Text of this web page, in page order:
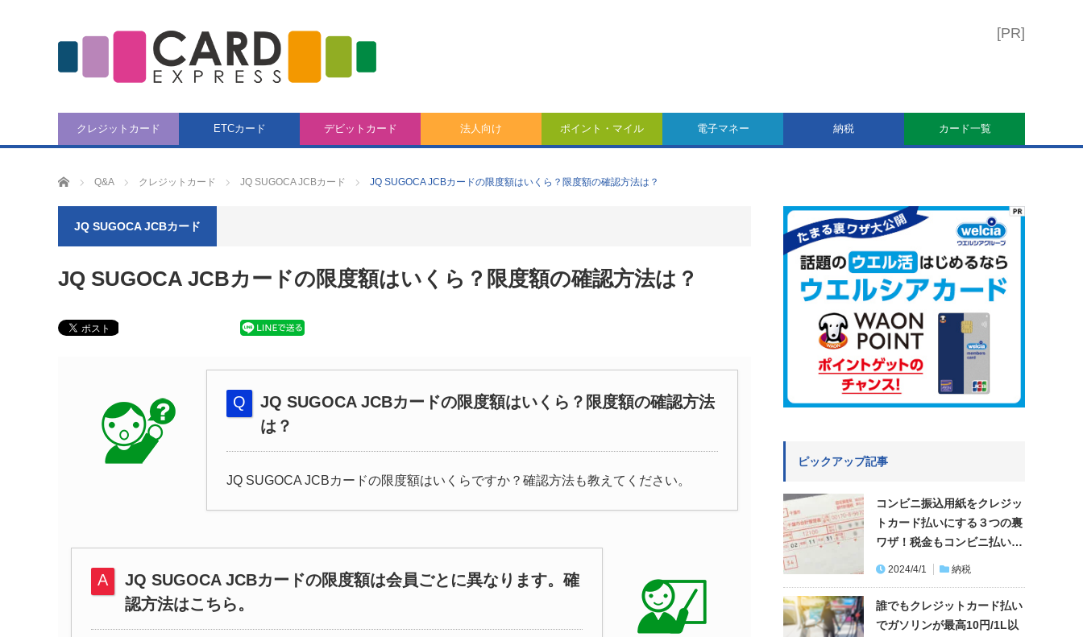
クレジットカード ETCカード デビットカード 法人向け ポイント・マイル 電子マネー 納税 カード一覧
CARD EXPRESS
Q&A クレジットカード JQ SUGOCA JCBカード JQ SUGOCA JCBカードの限度額はいくら？限度額の確認方法は？
JQ SUGOCA JCBカード
JQ SUGOCA JCBカードの限度額はいくら？限度額の確認方法は？
JQ SUGOCA JCBカードの限度額はいくら？限度額の確認方法
は？
JQ SUGOCA JCBカードの限度額はいくらですか？確認方法も教えてください。
JQ SUGOCA JCBカードの限度額は会員ごとに異なります。確
認方法はこちら。
ピックアップ記事
コンビニ振込用紙をクレジッ
トカード払いにする３つの裏
ワザ！税金もコンビニ払い…
2024/4/1 納税
誰でもクレジットカード払い
でガソリンが最高10円/1L以